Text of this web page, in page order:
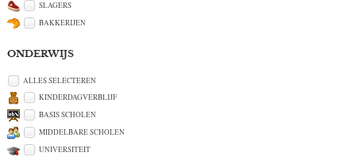
SLAGERS
BAKKERIJEN
ONDERWIJS
ALLES SELECTEREN
KINDERDAGVERBLIJF
BASIS SCHOLEN
MIDDELBARE SCHOLEN
UNIVERSITEIT